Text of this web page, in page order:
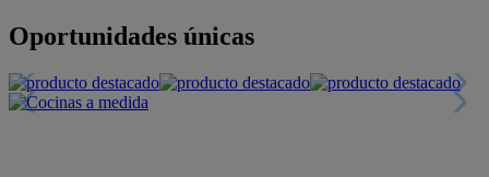
Oportunidades únicas